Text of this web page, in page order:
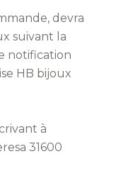
devra
suivant la
notification
HB bijoux
à
31600